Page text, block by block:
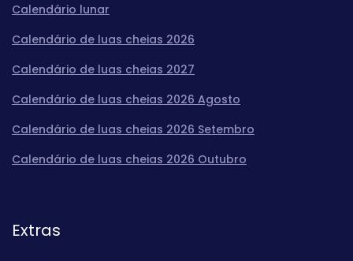
Calendário lunar
Calendário de luas cheias 2026
Calendário de luas cheias 2027
Calendário de luas cheias 2026 Agosto
Calendário de luas cheias 2026 Setembro
Calendário de luas cheias 2026 Outubro
Extras